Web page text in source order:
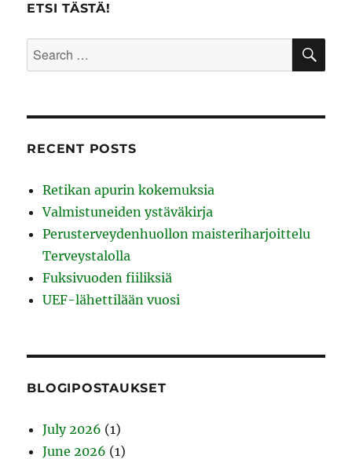
ETSI TÄSTÄ!
Search
for:
RECENT POSTS
Retikan apurin kokemuksia
Valmistuneiden ystäväkirja
Perusterveydenhuollon maisteriharjoittelu
Terveystalolla
Fuksivuoden fiiliksiä
UEF-lähettilään vuosi
BLOGIPOSTAUKSET
July 2026 (1)
June 2026 (1)